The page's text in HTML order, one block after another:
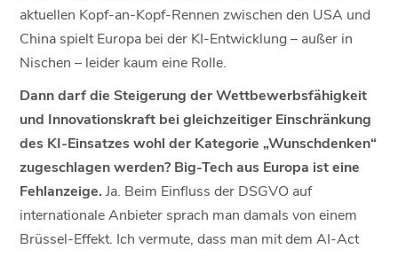
aktuellen Kopf-an-Kopf-Rennen zwischen den USA und
China spielt Europa bei der KI-Entwicklung – außer in
Nischen – leider kaum eine Rolle.
Dann darf die Steigerung der Wettbewerbsfähigkeit
und Innovationskraft bei gleichzeitiger Einschränkung
des KI-Einsatzes wohl der Kategorie „Wunschdenken“
zugeschlagen werden? Big-Tech aus Europa ist eine
Fehlanzeige. Ja. Beim Einfluss der DSGVO auf
internationale Anbieter sprach man damals von einem
Brüssel-Effekt. Ich vermute, dass man mit dem AI-Act